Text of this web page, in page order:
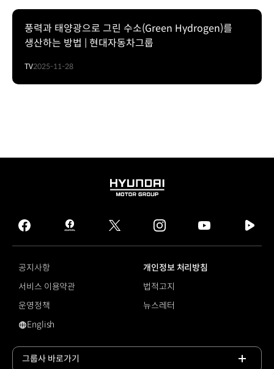
풍력과 태양광으로 그린 수소(Green Hydrogen)를
생산하는 방법 | 현대자동차그룹
TV2025-11-28
HYUNDAI
GROUP
facebook
hmg
journal
twitter instagram
tv
공지사항
개인정보 처리방침
서비스 이용약관
법적고지
운영정책
뉴스레터
그린 수소
English
그룹사 바로가기